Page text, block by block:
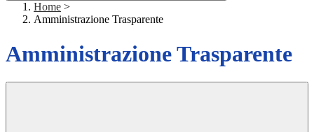
Home >
Amministrazione Trasparente
Amministrazione Trasparente